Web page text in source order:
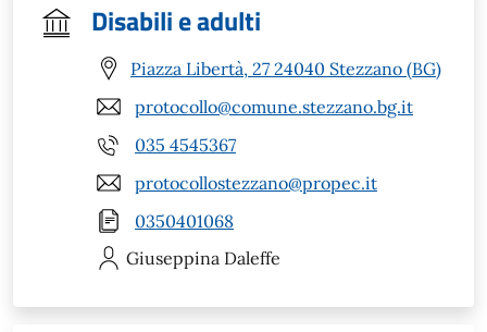
Disabili e adulti
Piazza Libertà, 27 24040 Stezzano (BG)
protocollo@comune.stezzano.bg.it
035 4545367
protocollostezzano@propec.it
0350401068
Giuseppina Daleffe